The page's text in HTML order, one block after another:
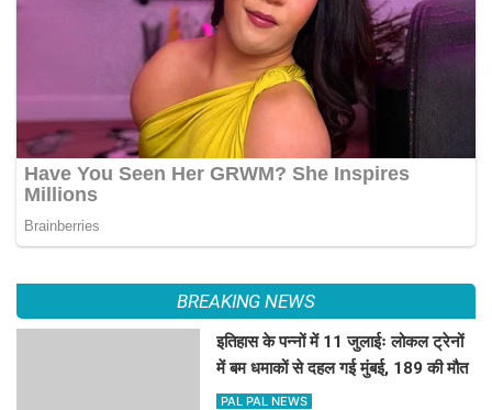
BREAKING NEWS
इतिहास के पन्नों में 11 जुलाईः लोकल ट्रेनों
में बम धमाकों से दहल गई मुंबई, 189 की मौत
PAL PAL NEWS